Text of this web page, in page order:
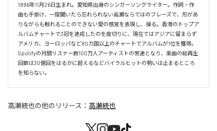
1996年11月26日生まれ。愛知県出身のシンガーソングライター。作詞・作
曲も手掛け、一度聞いたら忘れられない高瀬ならではのフレーズで、形があ
りながらも触れることのできない愛の感覚を表現し、操る。香港のトップア
ルバムチャートで3冠を達成したのを皮切りに、現在ではアジアに留まらず
アメリカ、ヨーロッパなど80カ国以上のチャートでアルバムが1位を獲得。
Spotifyの月間リスナー数100万人アーティストの常連となり、楽曲の総再生
回数は30億回をはるかに超えるなどバイラルヒットの勢いは止まるところ
を知らない。
高瀬統也の他のリリース： 高瀬統也